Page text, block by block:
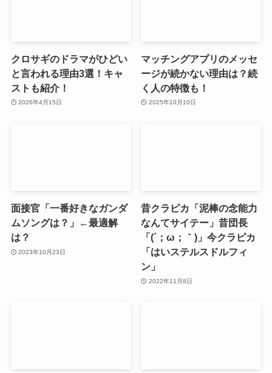
クロサギのドラマがひどい
と言われる理由3選！キャ
ストも紹介！
2026年4月15日
マッチングアプリのメッセ
ージが続かない理由は？続
く人の特徴も！
2025年10月10日
面接官「一番好きなガンダ
ムソングは？」←最適解
は？
2023年10月23日
昔クラピカ「泥棒の念能力
なんてサイテー」昔団長
「(´；ω；｀)」今クラピカ
「はいステルスドルフィ
ン」
2022年11月8日